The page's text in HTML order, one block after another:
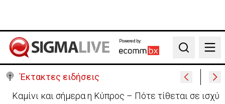
Powered by:
Search
Έκτακτες ειδήσεις
Στα 275 δισ. το κόστος των νέων αμερικανικών